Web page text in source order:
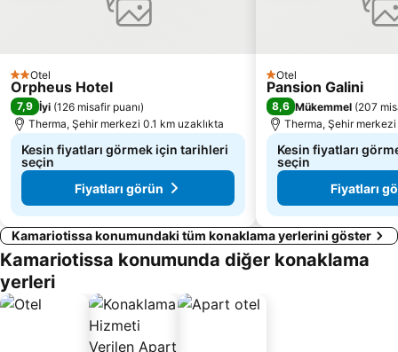
2 Yıldız
Otel
Orpheus Hotel
7,9 İyi (126 misafir puanı)
Therma, Şehir merkezi 0.1 km uzaklıkta
Kesin fiyatları görmek için tarihleri
seçin
Fiyatları görün
1 Yıldız
Otel
Pansion Galini
8,6 Mükemmel (207
Therma, Şehir
Kesin fiyatları
seçin
Fiyatları
Kamariotissa konumundaki tüm konaklama yerlerini göster
Kamariotissa konumunda diğer konaklama
yerleri